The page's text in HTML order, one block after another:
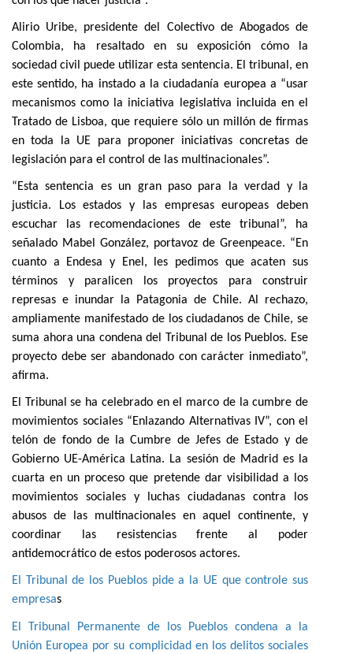
Alirio Uribe, presidente del Colectivo de Abogados de
Colombia, ha resaltado en su exposición cómo la
sociedad civil puede utilizar esta sentencia. El tribunal, en
este sentido, ha instado a la ciudadanía europea a “usar
mecanismos como la iniciativa legislativa incluida en el
Tratado de Lisboa, que requiere sólo un millón de firmas
en toda la UE para proponer iniciativas concretas de
legislación para el control de las multinacionales”.
“Esta sentencia es un gran paso para la verdad y la
justicia. Los estados y las empresas europeas deben
escuchar las recomendaciones de este tribunal”, ha
señalado Mabel González, portavoz de Greenpeace. “En
cuanto a Endesa y Enel, les pedimos que acaten sus
términos y paralicen los proyectos para construir
represas e inundar la Patagonia de Chile. Al rechazo,
ampliamente manifestado de los ciudadanos de Chile, se
suma ahora una condena del Tribunal de los Pueblos. Ese
proyecto debe ser abandonado con carácter inmediato”,
afirma.
El Tribunal se ha celebrado en el marco de la cumbre de
movimientos sociales “Enlazando Alternativas IV”, con el
telón de fondo de la Cumbre de Jefes de Estado y de
Gobierno UE-América Latina. La sesión de Madrid es la
cuarta en un proceso que pretende dar visibilidad a los
movimientos sociales y luchas ciudadanas contra los
abusos de las multinacionales en aquel continente, y
coordinar las resistencias frente al poder
antidemocrático de estos poderosos actores.
El Tribunal de los Pueblos pide a la UE que controle sus
empresas
El Tribunal Permanente de los Pueblos condena a la
Unión Europea por su complicidad en los delitos sociales